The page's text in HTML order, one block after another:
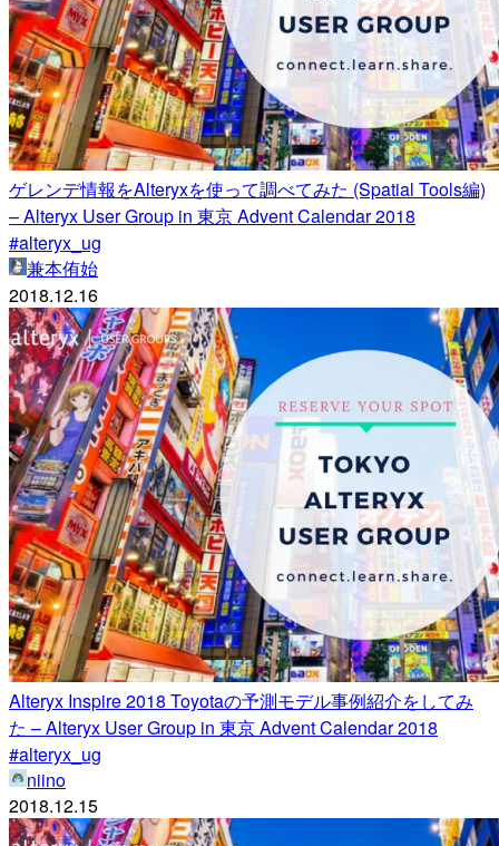
ゲレンデ情報をAlteryxを使って調べてみた (Spatial Tools編)
– Alteryx User Group in 東京 Advent Calendar 2018
#alteryx_ug
兼本侑始
2018.12.16
Alteryx Inspire 2018 Toyotaの予測モデル事例紹介をしてみ
た – Alteryx User Group in 東京 Advent Calendar 2018
#alteryx_ug
niino
2018.12.15